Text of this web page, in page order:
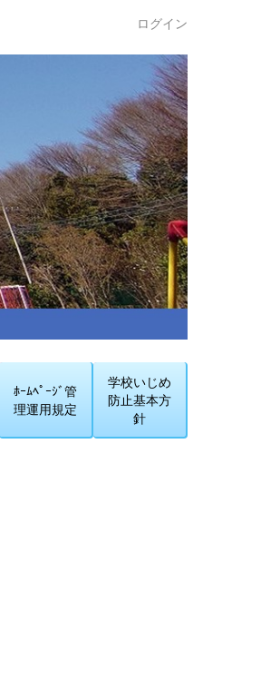
ログイン
ﾎｰﾑﾍﾟｰｼﾞ管
理運用規定
学校いじめ
防止基本方
針